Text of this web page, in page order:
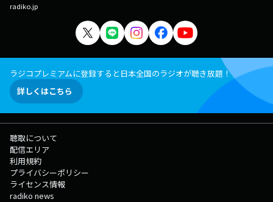
radiko.jp
ラジコプレミアムに登録すると日本全国のラジオが聴き放題！
詳しくはこちら
聴取について
配信エリア
利用規約
プライバシーポリシー
ライセンス情報
radiko news